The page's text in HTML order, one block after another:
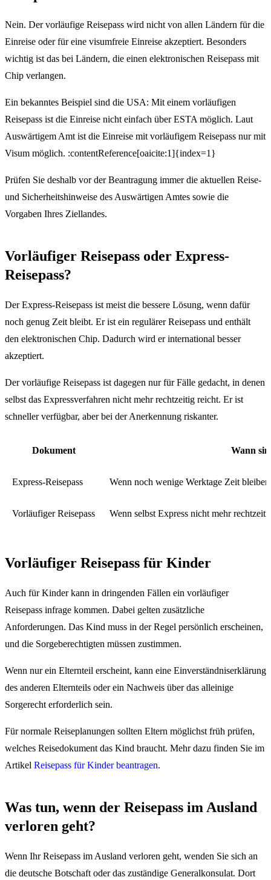
Nein. Der vorläufige Reisepass wird nicht von allen Ländern für die
Einreise oder für eine visumfreie Einreise akzeptiert. Besonders
wichtig ist das bei Ländern, die einen elektronischen Reisepass mit
Chip verlangen.
Ein bekanntes Beispiel sind die USA: Mit einem vorläufigen
Reisepass ist die Einreise nicht einfach über ESTA möglich. Laut
Auswärtigem Amt ist die Einreise mit vorläufigem Reisepass nur mit
Visum möglich. :contentReference[oaicite:1]{index=1}
Prüfen Sie deshalb vor der Beantragung immer die aktuellen Reise-
und Sicherheitshinweise des Auswärtigen Amtes sowie die
Vorgaben Ihres Ziellandes.
Vorläufiger Reisepass oder Express-
Reisepass?
Der Express-Reisepass ist meist die bessere Lösung, wenn dafür
noch genug Zeit bleibt. Er ist ein regulärer Reisepass und enthält
den elektronischen Chip. Dadurch wird er international besser
akzeptiert.
Der vorläufige Reisepass ist dagegen nur für Fälle gedacht, in denen
selbst das Expressverfahren nicht mehr rechtzeitig reicht. Er ist
schneller verfügbar, aber bei der Anerkennung riskanter.
Dokument Wann
Express-Reisepass Wenn noch wenige Werktage Zeit
Vorläufiger Reisepass Wenn selbst Express nicht mehr
Vorläufiger Reisepass für Kinder
Auch für Kinder kann in dringenden Fällen ein vorläufiger
Reisepass infrage kommen. Dabei gelten zusätzliche
Anforderungen. Das Kind muss in der Regel persönlich erscheinen,
und die Sorgeberechtigten müssen zustimmen.
Wenn nur ein Elternteil erscheint, kann eine Einverständniserklärung
des anderen Elternteils oder ein Nachweis über das alleinige
Sorgerecht erforderlich sein.
Für normale Reiseplanungen sollten Eltern möglichst früh prüfen,
welches Reisedokument das Kind braucht. Mehr dazu finden Sie im
Artikel Reisepass für Kinder beantragen.
Was tun, wenn der Reisepass im Ausland
verloren geht?
Wenn Ihr Reisepass im Ausland verloren geht, wenden Sie sich an
die deutsche Botschaft oder das zuständige Generalkonsulat. Dort